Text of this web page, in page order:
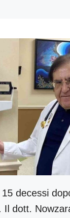
decessi
Il dott.